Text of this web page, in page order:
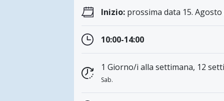
Inizio:prossima data 15. Agosto
10:00-14:00
1 Giorno/i alla settimana, 12
Sab.